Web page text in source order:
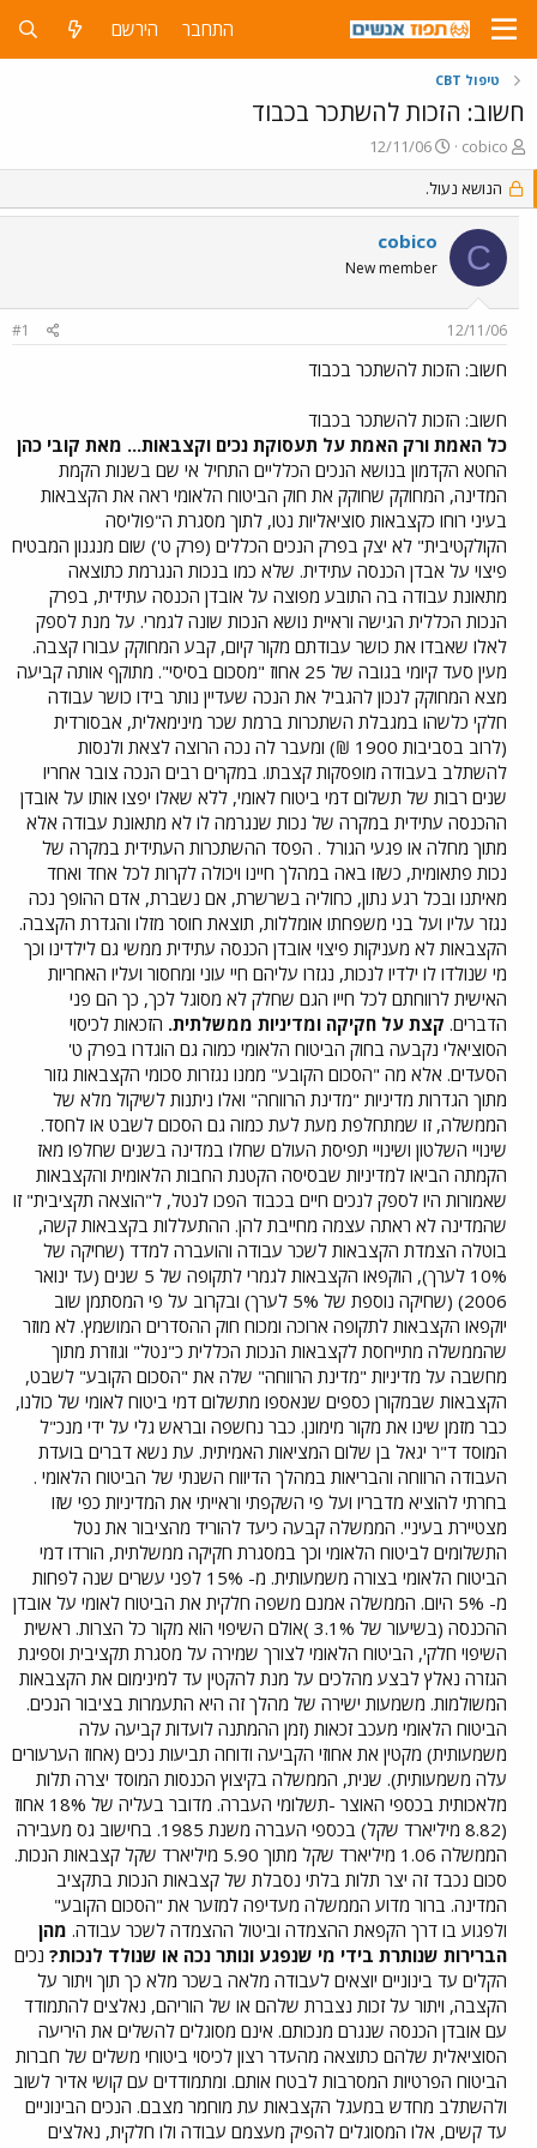
התחבר הירשם
טיפול CBT
חשוב: הזכות להשתכר בכבוד
פ
ו
ת
ח
נ
cobico
פ
ו
ר
ס
ב
ת
ך
12/11/06
הנושא נעול.
C
cobico
New member
12/11/06
#1
חשוב: הזכות להשתכר בכבוד
חשוב: הזכות להשתכר בכבוד
כל האמת ורק האמת על תעסוקת נכים וקצבאות... מאת קובי כהן
החטא הקדמון בנושא הנכים הכלליים התחיל אי שם בשנות הקמת
המדינה, המחוקק שחוקק את חוק הביטוח הלאומי ראה את הקצבאות
בעיני רוחו כקצבאות סוציאליות נטו, לתוך מסגרת ה"פוליסה
הקולקטיבית" לא יצק בפרק הנכים הכללים (פרק ט') שום מנגנון המבטיח
פיצוי על אבדן הכנסה עתידית. שלא כמו בנכות הנגרמת כתוצאה
מתאונת עבודה בה התובע מפוצה על אובדן הכנסה עתידית, בפרק
הנכות הכללית הגישה וראיית נושא הנכות שונה לגמרי. על מנת לספק
לאלו שאבדו את כושר עבודתם מקור קיום, קבע המחוקק עבורו קצבה.
מעין סעד קיומי בגובה של 25 אחוז "מסכום בסיסי". מתוקף אותה קביעה
מצא המחוקק לנכון להגביל את הנכה שעדיין נותר בידו כושר עבודה
חלקי כלשהו במגבלת השתכרות ברמת שכר מינימאלית, אבסורדית
(לרוב בסביבות 1900 ₪) ומעבר לה נכה הרוצה לצאת ולנסות
להשתלב בעבודה מופסקות קצבתו. במקרים רבים הנכה צובר אחריו
שנים רבות של תשלום דמי ביטוח לאומי, ללא שאלו יפצו אותו על אובדן
ההכנסה עתידית במקרה של נכות שנגרמה לו לא מתאונת עבודה אלא
מתוך מחלה או פגעי הגורל . הפסד ההשתכרות העתידית במקרה של
נכות פתאומית, כשזו באה במהלך חיינו ויכולה לקרות לכל אחד ואחד
מאיתנו ובכל רגע נתון, כחוליה בשרשרת, אם נשברת, אדם ההופך נכה
נגזר עליו ועל בני משפחתו אומללות, תוצאת חוסר מזלו והגדרת הקצבה.
הקצבאות לא מעניקות פיצוי אובדן הכנסה עתידית ממשי גם לילדינו וכך
מי שנולדו לו ילדיו לנכות, נגזרו עליהם חיי עוני ומחסור ועליו האחריות
האישית לרווחתם לכל חייו הגם שחלק לא מסוגל לכך, כך הם פני
הדברים. קצת על חקיקה ומדיניות ממשלתית. הזכאות לכיסוי
הסוציאלי נקבעה בחוק הביטוח הלאומי כמוה גם הוגדרו בפרק ט'
הסעדים. אלא מה "הסכום הקובע" ממנו נגזרות סכומי הקצבאות גזור
מתוך הגדרות מדיניות "מדינת הרווחה" ואלו ניתנות לשיקול מלא של
הממשלה, זו שמתחלפת מעת לעת כמוה גם הסכום לשבט או לחסד.
שינויי השלטון ושינויי תפיסת העולם שחלו במדינה בשנים שחלפו מאז
הקמתה הביאו למדיניות שבסיסה הקטנת החבות הלאומית והקצבאות
שאמורות היו לספק לנכים חיים בכבוד הפכו לנטל, ל"הוצאה תקציבית" זו
שהמדינה לא ראתה עצמה מחייבת להן. ההתעללות בקצבאות קשה,
בוטלה הצמדת הקצבאות לשכר עבודה והועברה למדד (שחיקה של
10% לערך), הוקפאו הקצבאות לגמרי לתקופה של 5 שנים (עד ינואר
2006) (שחיקה נוספת של 5% לערך) ובקרוב על פי המסתמן שוב
יוקפאו הקצבאות לתקופה ארוכה ומכוח חוק ההסדרים המושמץ. לא מוזר
שהממשלה מתייחסת לקצבאות הנכות הכללית כ"נטל" וגוזרת מתוך
מחשבה על מדיניות "מדינת הרווחה" שלה את "הסכום הקובע" לשבט,
הקצבאות שבמקורן כספים שנאספו מתשלום דמי ביטוח לאומי של כולנו,
כבר מזמן שינו את מקור מימונן. כבר נחשפה ובראש גלי על ידי מנכ"ל
המוסד ד"ר יגאל בן שלום המציאות האמיתית. עת נשא דברים בועדת
העבודה הרווחה והבריאות במהלך הדיווח השנתי של הביטוח הלאומי .
בחרתי להוציא מדבריו ועל פי השקפתי וראייתי את המדיניות כפי שזו
מצטיירת בעיניי. הממשלה קבעה כיעד להוריד מהציבור את נטל
התשלומים לביטוח הלאומי וכך במסגרת חקיקה ממשלתית, הורדו דמי
הביטוח הלאומי בצורה משמעותית. מ- 15% לפני עשרים שנה לפחות
מ- 5% היום. הממשלה אמנם משפה חלקית את הביטוח לאומי על אובדן
ההכנסה (בשיעור של 3.1% )אולם השיפוי הוא מקור כל הצרות. ראשית
השיפוי חלקי, הביטוח הלאומי לצורך שמירה על מסגרת תקציבית וספיגת
הגזרה נאלץ לבצע מהלכים על מנת להקטין עד למינימום את הקצבאות
המשולמות. משמעות ישירה של מהלך זה היא התעמרות בציבור הנכים.
הביטוח הלאומי מעכב זכאות (זמן ההמתנה לועדות קביעה עלה
משמעותית) מקטין את אחוזי הקביעה ודוחה תביעות נכים (אחוז הערעורים
עלה משמעותית). שנית, הממשלה בקיצוץ הכנסות המוסד יצרה תלות
מלאכותית בכספי האוצר -תשלומי העברה. מדובר בעליה של 18% אחוז
(8.82 מיליארד שקל) בכספי העברה משנת 1985. בחישוב גס מעבירה
הממשלה 1.06 מיליארד שקל מתוך 5.90 מיליארד שקל קצבאות הנכות.
סכום נכבד זה יצר תלות בלתי נסבלת של קצבאות הנכות בתקציב
המדינה. ברור מדוע הממשלה מעדיפה למזער את "הסכום הקובע"
ולפגוע בו דרך הקפאת ההצמדה וביטול ההצמדה לשכר עבודה. מהן
הברירות שנותרת בידי מי שנפגע ונותר נכה או שנולד לנכות? נכים
הקלים עד בינוניים יוצאים לעבודה מלאה בשכר מלא כך תוך ויתור על
הקצבה, ויתור על זכות נצברת שלהם או של הוריהם, נאלצים להתמודד
עם אובדן הכנסה שנגרם מנכותם. אינם מסוגלים להשלים את היריעה
הסוציאלית שלהם כתוצאה מהעדר רצון לכיסוי ביטוחי משלים של חברות
הביטוח הפרטיות המסרבות לבטח אותם. ומתמודדים עם קושי אדיר לשוב
ולהשתלב מחדש במעגל הקצבאות עת מוחמר מצבם. הנכים הבינוניים
עד קשים, אלו המסוגלים להפיק מעצמם עבודה ולו חלקית, נאלצים